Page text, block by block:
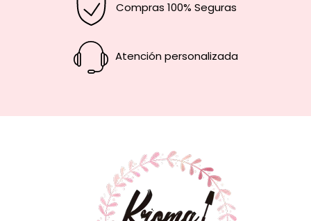
Compras 100% Seguras
Atención personalizada